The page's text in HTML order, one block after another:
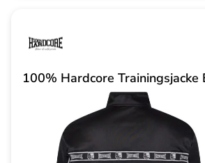
100% Hardcore Trainingsjacke